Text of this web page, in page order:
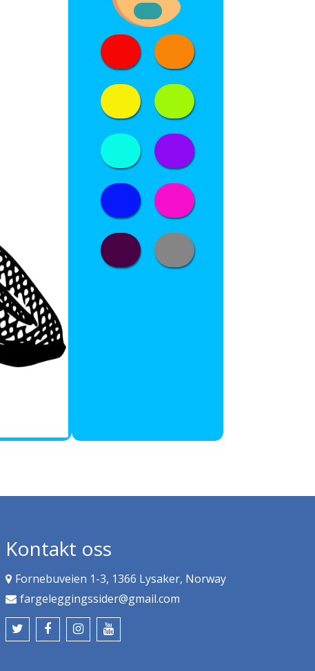
Kontakt oss
Fornebuveien 1-3, 1366 Lysaker, Norway
fargeleggingssider@gmail.com